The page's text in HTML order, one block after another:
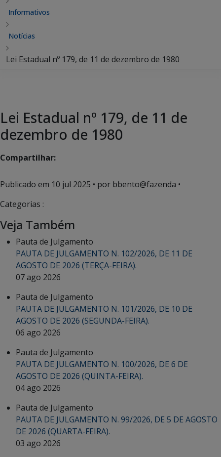
Informativos
Notícias
Lei Estadual nº 179, de 11 de dezembro de 1980
Lei Estadual nº 179, de 11 de
dezembro de 1980
Compartilhar:
Publicado em 10 jul 2025 • por bbento@fazenda •
Categorias :
Veja Também
Pauta de Julgamento
PAUTA DE JULGAMENTO N. 102/2026, DE 11 DE
AGOSTO DE 2026 (TERÇA-FEIRA).
07 ago 2026
Pauta de Julgamento
PAUTA DE JULGAMENTO N. 101/2026, DE 10 DE
AGOSTO DE 2026 (SEGUNDA-FEIRA).
06 ago 2026
Pauta de Julgamento
PAUTA DE JULGAMENTO N. 100/2026, DE 6 DE
AGOSTO DE 2026 (QUINTA-FEIRA).
04 ago 2026
Pauta de Julgamento
PAUTA DE JULGAMENTO N. 99/2026, DE 5 DE AGOSTO
DE 2026 (QUARTA-FEIRA).
03 ago 2026